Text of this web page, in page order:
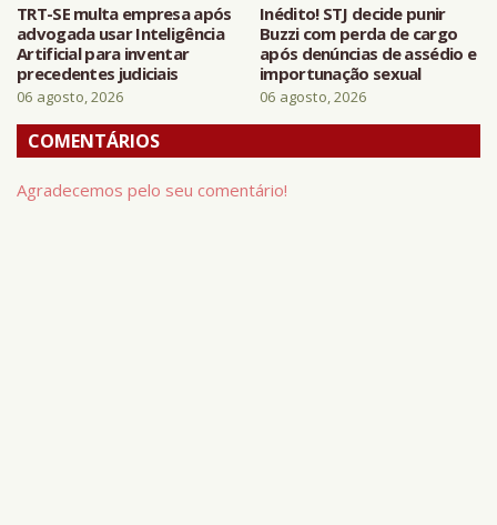
TRT-SE multa empresa após
advogada usar Inteligência
Artificial para inventar
precedentes judiciais
06 agosto, 2026
Inédito! STJ decide punir
Buzzi com perda de cargo
após denúncias de assédio e
importunação sexual
06 agosto, 2026
COMENTÁRIOS
Agradecemos pelo seu comentário!